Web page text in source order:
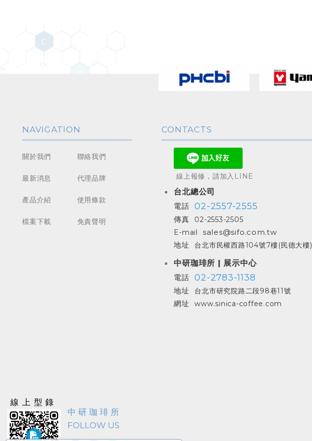
NAVIGATION
關於我們
最新消息
產品介紹
檔案下載
聯絡我們
代理品牌
使用條款
免責聲明
CONTACTS
線上報修，請加入LINE
台北總公司
電話 02-2557-2555
傳真
02-2553-2505
E-mail
sales@sifo.com.tw
地址
台北市民權西路104號7樓(民德大樓)
中研珈琲所 | 展示中心
電話 02-2783-1138
地址 台北市研究院路二段98巷11號
網址 www.sinica-coffee.com
線上型錄
中研珈琲所
FOLLOW US